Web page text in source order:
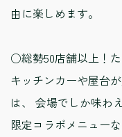
由に楽しめます。
○総勢50店舗以上！
キッチンカーや屋台
は、 会場でしか味わ
限定コラボメニュー